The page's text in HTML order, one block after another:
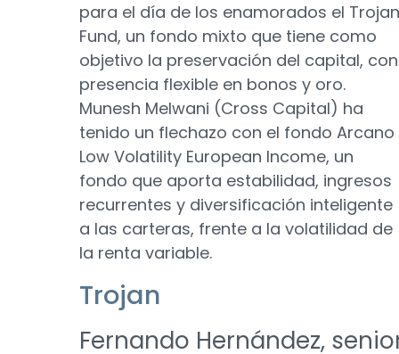
para el día de los enamorados el Trojan
Fund, un fondo mixto que tiene como
objetivo la preservación del capital, con
presencia flexible en bonos y oro.
Munesh Melwani (Cross Capital) ha
tenido un flechazo con el fondo Arcano
Low Volatility European Income, un
fondo que aporta estabilidad, ingresos
recurrentes y diversificación inteligente
a las carteras, frente a la volatilidad de
la renta variable.
Trojan
Fernando Hernández,